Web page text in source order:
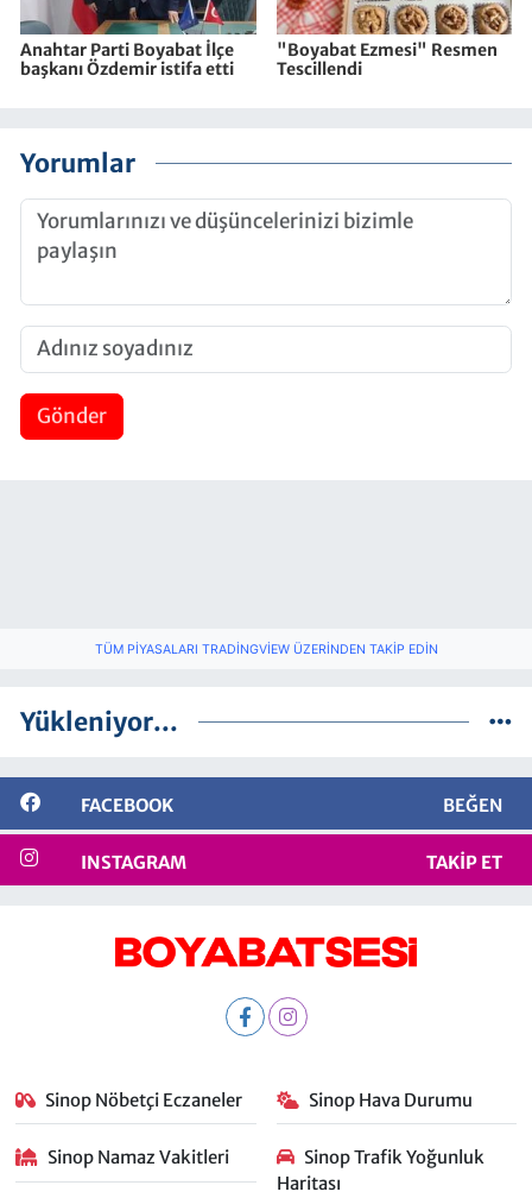
Anahtar Parti Boyabat İlçe
başkanı Özdemir istifa etti
"Boyabat Ezmesi" Resmen
Tescillendi
Yorumlar
Gönder
TÜM PIYASALARI TRADINGVIEW ÜZERINDEN TAKIP EDIN
Yükleniyor...
FACEBOOK BEĞEN
INSTAGRAM TAKIP ET
Sinop Nöbetçi Eczaneler Sinop Hava Durumu
Sinop Namaz Vakitleri
Sinop Trafik Yoğunluk
Haritası